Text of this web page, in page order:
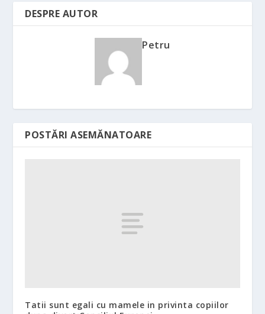
DESPRE AUTOR
Petru
POSTĂRI ASEMĂNATOARE
Tatii sunt egali cu mamele in privinta copiilor